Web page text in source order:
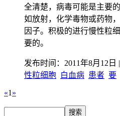
全清楚，病毒可能是主要
如放射，化学毒物或药物
因子。积极的进行慢性粒
要的。
发布时间：2011年8月12日
性粒细胞 白血病 患者 要
«1 »